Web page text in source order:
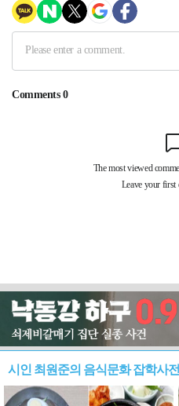
시인 최원준의 음식문화 잡학사전